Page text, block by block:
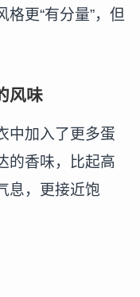
更“有分量”，但
风味
中加入了更多蛋
的香味，比起高
息，更接近饱